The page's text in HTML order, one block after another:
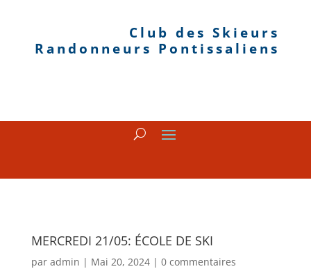
Club des Skieurs
Randonneurs Pontissaliens
MERCREDI 21/05: ÉCOLE DE SKI
par admin | Mai 20, 2024| 0 commentaires